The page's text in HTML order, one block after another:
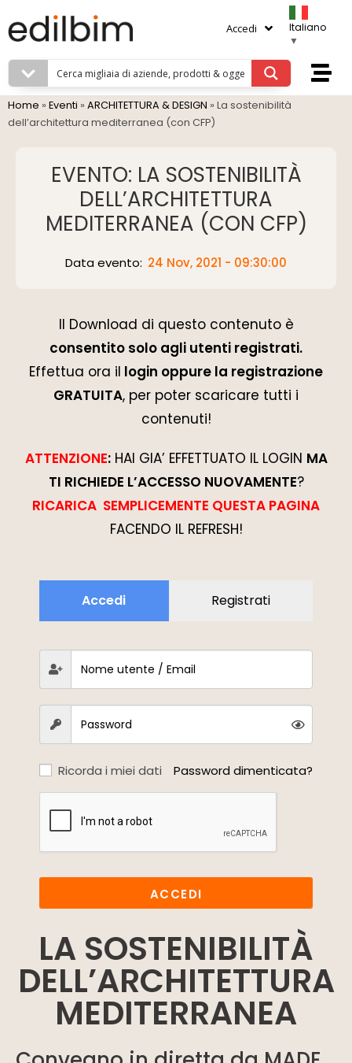
Accedi
Italiano
▼
Home » Eventi » ARCHITETTURA & DESIGN » La sostenibilità
dell’architettura mediterranea (con CFP)
EVENTO: LA SOSTENIBILITÀ
DELL’ARCHITETTURA
MEDITERRANEA (CON CFP)
Data evento: 24 Nov, 2021 - 09:30:00
Il Download di questo contenuto è
consentito solo agli utenti registrati.
Effettua ora il login oppure la registrazione
GRATUITA, per poter scaricare tutti i
contenuti!
ATTENZIONE:HAI GIA’ EFFETTUATO IL LOGIN MA
TI RICHIEDE L’ACCESSO NUOVAMENTE?
RICARICA SEMPLICEMENTE QUESTA PAGINA
FACENDO IL REFRESH!
Accedi Registrati
Ricorda i miei dati Password dimenticata?
ACCEDI
LA SOSTENIBILITÀ
DELL’ARCHITETTURA
MEDITERRANEA